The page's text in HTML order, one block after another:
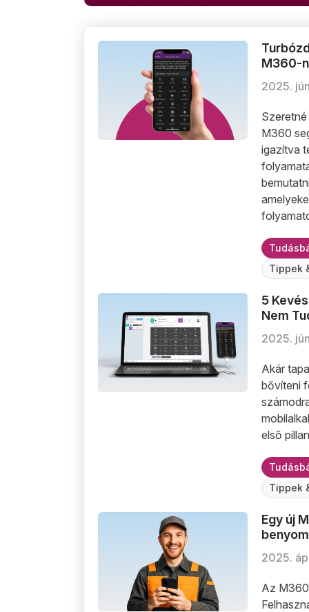
Turbózd Fel Mobil Diagnosztikáidat Profi
Turbózd
M360-
2025.
M360
igazítva
Tippek
5 Kevésbé Ismert M360 funkció, Amiről
5
5
Nem
2025.
Akár
bővíteni
első
Tippek
Egy új M360 üzleti felhasználó Egy új
Egy új
2025.
Az